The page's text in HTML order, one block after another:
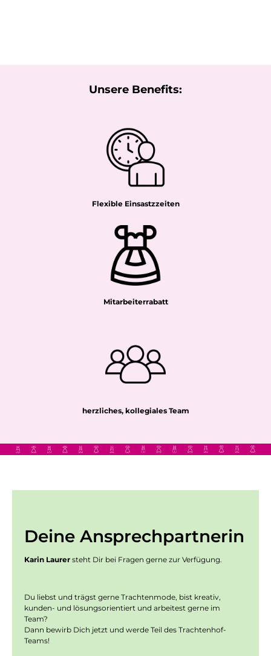
Unsere Benefits:
Flexible Einsastzzeiten
Mitarbeiterrabatt
herzliches, kollegiales Team
Deine Ansprechpartnerin
Karin Laurer steht Dir bei Fragen gerne zur Verfügung.
Du liebst und trägst gerne Trachtenmode, bist kreativ,
kunden- und lösungsorientiert und arbeitest gerne im
Team?
Dann bewirb Dich jetzt und werde Teil des Trachtenhof-
Teams!